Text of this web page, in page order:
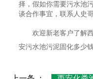
择，假如你需要污水池
谈合作事宜，联系人史哥
欢迎新老客户了解
安污水池污泥固化多少